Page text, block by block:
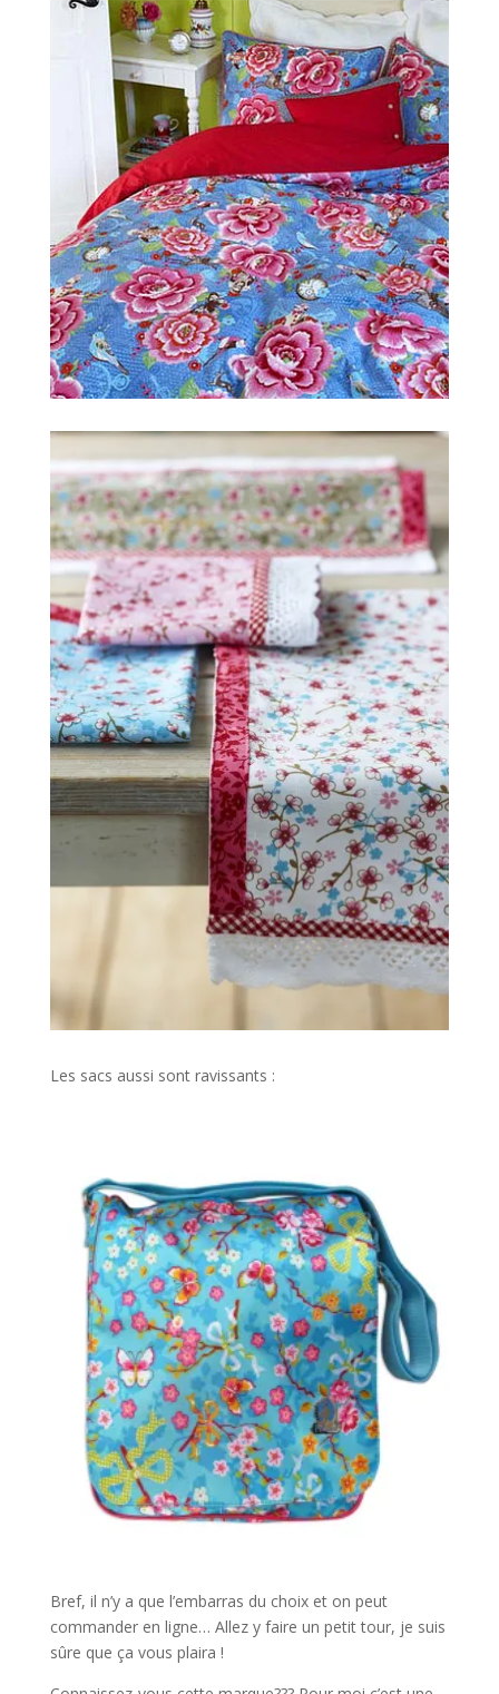
Les sacs aussi sont ravissants :
Bref, il n’y a que l’embarras du choix et on peut
commander en ligne… Allez y faire un petit tour, je suis
sûre que ça vous plaira !